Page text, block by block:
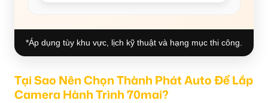
*Áp dụng tùy khu vực, lịch kỹ thuật và hạng mục thi công.
Tại Sao Nên Chọn Thành Phát Auto Để Lắp
Camera Hành Trình 70mai?